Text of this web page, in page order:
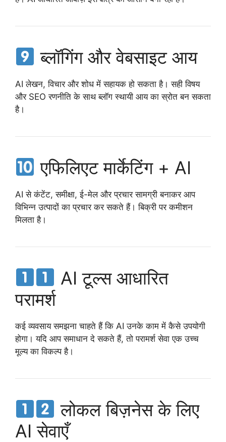
ब्लॉगिंग और वेबसाइट आय
AI लेखन, विचार और शोध में सहायक हो सकता है। सही विषय
और SEO रणनीति के साथ ब्लॉग स्थायी आय का स्रोत बन सकता
है।
एफिलिएट मार्केटिंग + AI
AI से कंटेंट, समीक्षा, ई-मेल और प्रचार सामग्री बनाकर आप
विभिन्न उत्पादों का प्रचार कर सकते हैं। बिक्री पर कमीशन
मिलता है।
AI टूल्स आधारित
परामर्श
कई व्यवसाय समझना चाहते हैं कि AI उनके काम में कैसे उपयोगी
होगा। यदि आप समाधान दे सकते हैं, तो परामर्श सेवा एक उच्च
मूल्य का विकल्प है।
लोकल बिज़नेस के लिए
AI सेवाएँ